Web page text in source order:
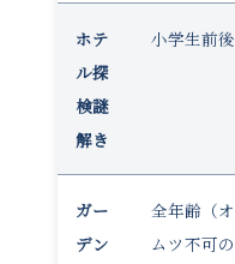
ホテ
ル探
検謎
解き
小学生前後
ガー
デン
全年齢（オ
ムツ不可の